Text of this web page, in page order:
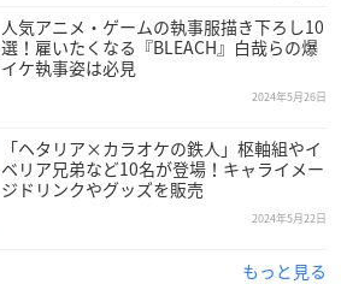
人気アニメ・ゲームの執事服描き下ろし10
選！雇いたくなる『BLEACH』白哉らの爆
イケ執事姿は必見
2024年5月26日
「ヘタリア×カラオケの鉄人」枢軸組やイ
ベリア兄弟など10名が登場！キャライメー
ジドリンクやグッズを販売
2024年5月22日
もっと見る